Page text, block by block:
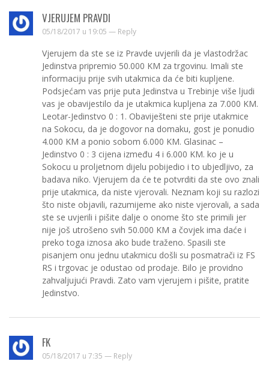
VJERUJEM PRAVDI
05/18/2017 u 19:05 — Reply
Vjerujem da ste se iz Pravde uvjerili da je vlastodržac
Jedinstva pripremio 50.000 KM za trgovinu. Imali ste
informaciju prije svih utakmica da će biti kupljene.
Podsjećam vas prije puta Jedinstva u Trebinje više ljudi
vas je obavijestilo da je utakmica kupljena za 7.000 KM.
Leotar-Jedinstvo 0 : 1. Obaviješteni ste prije utakmice
na Sokocu, da je dogovor na domaku, gost je ponudio
4.000 KM a ponio sobom 6.000 KM. Glasinac –
Jedinstvo 0 : 3 cijena između 4 i 6.000 KM. ko je u
Sokocu u proljetnom dijelu pobijedio i to ubjedljivo, za
badava niko. Vjerujem da će te potvrditi da ste ovo znali
prije utakmica, da niste vjerovali. Neznam koji su razlozi
što niste objavili, razumijeme ako niste vjerovali, a sada
ste se uvjerili i pišite dalje o onome što ste primili jer
nije još utrošeno svih 50.000 KM a čovjek ima daće i
preko toga iznosa ako bude traženo. Spasili ste
pisanjem onu jednu utakmicu došli su posmatrači iz FS
RS i trgovac je odustao od prodaje. Bilo je providno
zahvaljujući Pravdi. Zato vam vjerujem i pišite, pratite
Jedinstvo.
FK
05/18/2017 u 7:35 — Reply